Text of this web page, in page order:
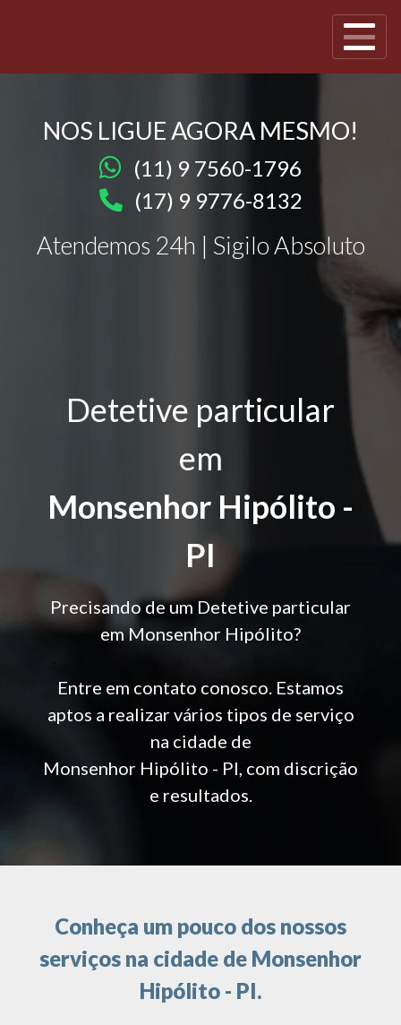
NOS LIGUE AGORA MESMO!
(11) 9 7560-1796
(17) 9 9776-8132
Atendemos 24h | Sigilo Absoluto
Detetive particular
em
Monsenhor Hipólito -
PI
Precisando de um Detetive particular
em Monsenhor Hipólito?
Entre em contato conosco. Estamos
aptos a realizar vários tipos de serviço
na cidade de
Monsenhor Hipólito - PI, com discrição
e resultados.
Conheça um pouco dos nossos
serviços na cidade de Monsenhor
Hipólito - PI.